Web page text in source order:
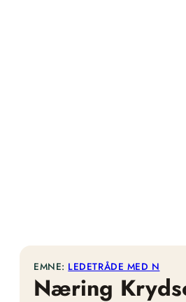
EMNE: LEDETRÅDE MED N
Næring